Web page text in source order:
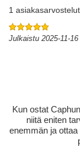
1 asiakasarvostelut
Julkaistu 2025-11-
Kun ostat
niitä eniten
enemmän ja